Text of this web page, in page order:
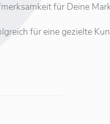
für Deine
für eine gezielte